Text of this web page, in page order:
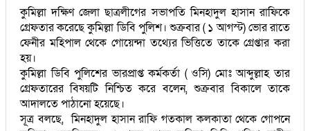
কুমিল্লা দক্ষিণ জেলা ছাত্রলীগের সভাপতি মিনহাদুল হাসান রাফিকে
গ্রেফতার করেছে কুমিল্লা ডিবি পুলিশ। শুক্রবার ( ১ আগস্ট) ভোর রাতে
ফেনীর মহিপাল থেকে গোয়েন্দা তথ্যের ভিত্তিতে তাকে গ্রেপ্তার করা
হয়।
কুমিল্লা ডিবি পুলিশের ভারপ্রাপ্ত কর্মকর্তা ( ওসি) মোঃ আব্দুল্লাহ তার
গ্রেফতারের বিষয়টি নিশ্চিত করে বলেন, শুক্রবার বিকালে তাকে
আদালতে পাঠানো হয়েছে।
সূত্র বলছে, মিনহাদুল হাসান রাফি গতকাল কলকাতা থেকে গোপনে